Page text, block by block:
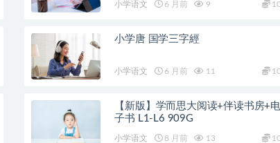
小学语文 6 月前 9
小学唐 国学三字經
小学语文 6 月前 11
【新版】学而思大阅读+伴读书房+电
子书 L1-L6 909G
小学语文 8 月前 13